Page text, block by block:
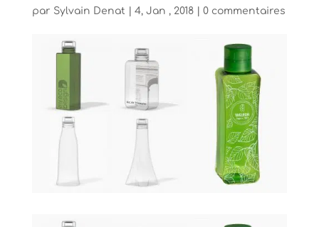
par Sylvain Denat 4, Jan , 2018| 0 commentaires